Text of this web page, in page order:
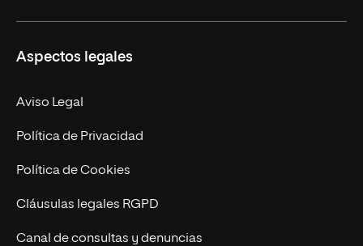
Másteres Propios
Doctorados
Experto Universitario
Postgrados
Cursos Universitarios
Facultades
Nuestro Equipo
Trabaja en UNIR
Actualidad
UNIR Revista
Eventos
Aspectos legales
Aviso Legal
Política de Privacidad
Política de Cookies
Cláusulas legales RGPD
Canal de consultas y denuncias